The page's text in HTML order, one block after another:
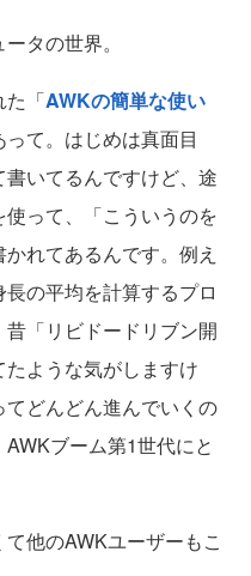
タの世界。
た「AWKの簡単な使い
て。はじめは真面目
いてるんですけど、途
って、「こういうのを
れてあるんです。例え
の平均を計算するプロ
「リビドードリブン開
ような気がしますけ
どんどん進んでいくの
ブーム第1世代にと
他のAWKユーザーもこ